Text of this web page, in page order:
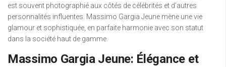
est souvent photographié aux côtés de célébrités et d’autres
personnalités influentes. Massimo Gargia Jeune mène une vie
glamour et sophistiquée, en parfaite harmonie avec son statut
dans la société haut de gamme.
Massimo Gargia Jeune: Élégance et